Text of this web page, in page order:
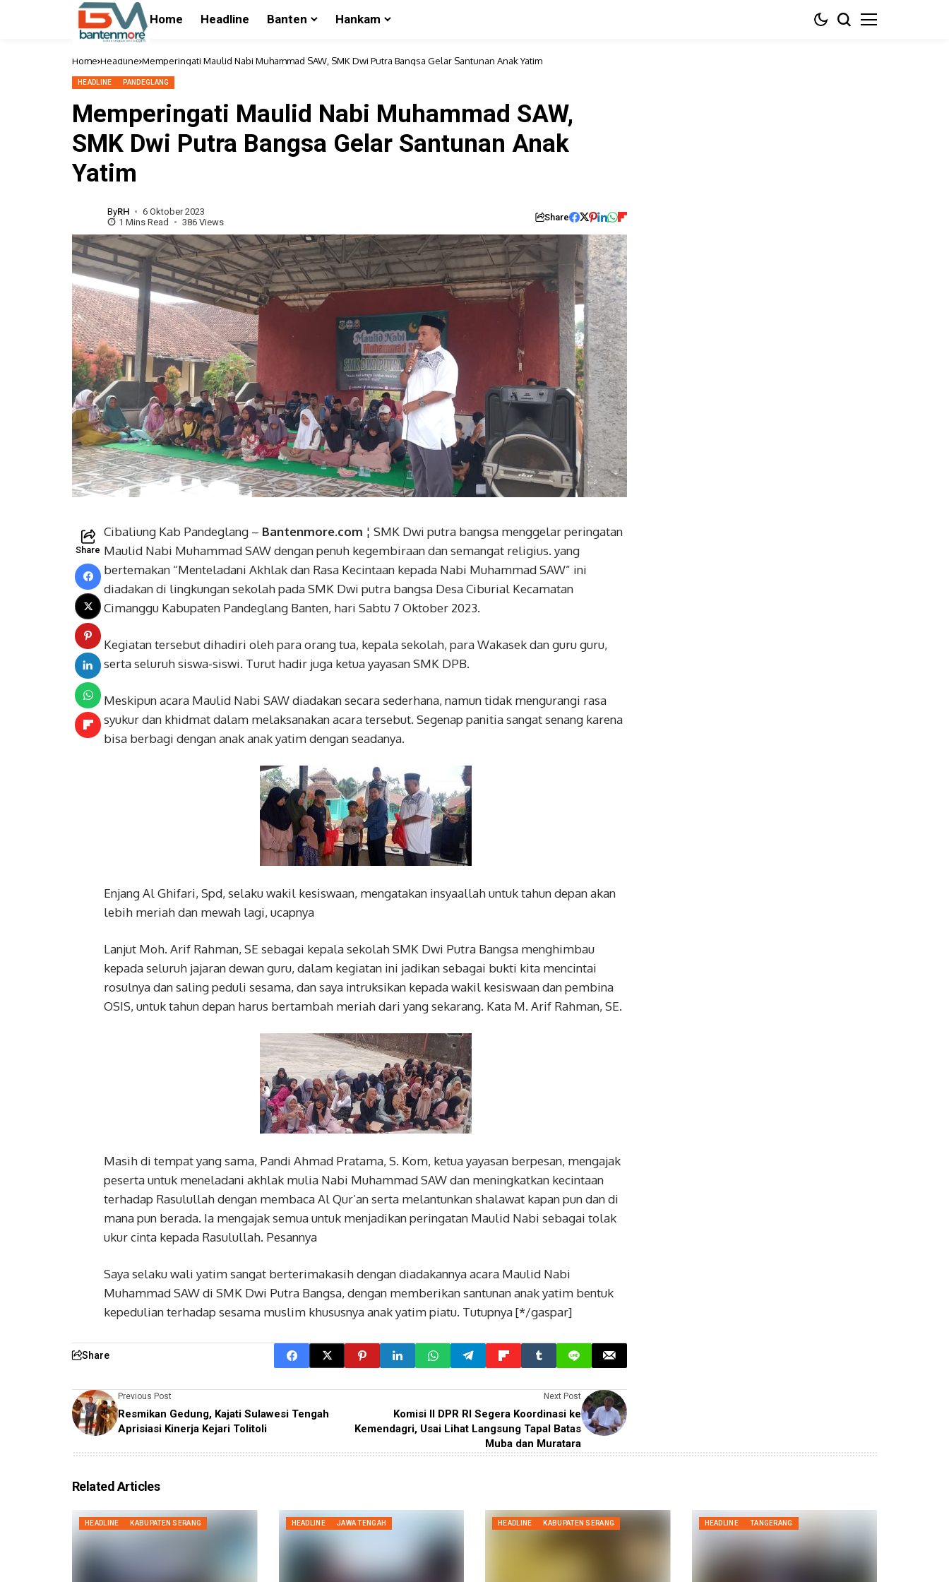
Home Headline Banten Hankam
Home Headline Memperingati Maulid Nabi Muhammad SAW, SMK Dwi Putra Bangsa Gelar Santunan Anak Yatim
HEADLINE PANDEGLANG
Memperingati Maulid Nabi Muhammad SAW,
SMK Dwi Putra Bangsa Gelar Santunan Anak
Yatim
ByRH
6 Oktober 2023
1 Mins Read
386 Views Share
Share
Cibaliung Kab Pandeglang – Bantenmore.com ¦ SMK Dwi putra bangsa menggelar peringatan
Maulid Nabi Muhammad SAW dengan penuh kegembiraan dan semangat religius. yang
bertemakan “Menteladani Akhlak dan Rasa Kecintaan kepada Nabi Muhammad SAW” ini
diadakan di lingkungan sekolah pada SMK Dwi putra bangsa Desa Ciburial Kecamatan
Cimanggu Kabupaten Pandeglang Banten, hari Sabtu 7 Oktober 2023.
Kegiatan tersebut dihadiri oleh para orang tua, kepala sekolah, para Wakasek dan guru guru,
serta seluruh siswa-siswi. Turut hadir juga ketua yayasan SMK DPB.
Meskipun acara Maulid Nabi SAW diadakan secara sederhana, namun tidak mengurangi rasa
syukur dan khidmat dalam melaksanakan acara tersebut. Segenap panitia sangat senang karena
bisa berbagi dengan anak anak yatim dengan seadanya.
Enjang Al Ghifari, Spd, selaku wakil kesiswaan, mengatakan insyaallah untuk tahun depan akan
lebih meriah dan mewah lagi, ucapnya
Lanjut Moh. Arif Rahman, SE sebagai kepala sekolah SMK Dwi Putra Bangsa menghimbau
kepada seluruh jajaran dewan guru, dalam kegiatan ini jadikan sebagai bukti kita mencintai
rosulnya dan saling peduli sesama, dan saya intruksikan kepada wakil kesiswaan dan pembina
OSIS, untuk tahun depan harus bertambah meriah dari yang sekarang. Kata M. Arif Rahman, SE.
Masih di tempat yang sama, Pandi Ahmad Pratama, S. Kom, ketua yayasan berpesan, mengajak
peserta untuk meneladani akhlak mulia Nabi Muhammad SAW dan meningkatkan kecintaan
terhadap Rasulullah dengan membaca Al Qur’an serta melantunkan shalawat kapan pun dan di
mana pun berada. Ia mengajak semua untuk menjadikan peringatan Maulid Nabi sebagai tolak
ukur cinta kepada Rasulullah. Pesannya
Saya selaku wali yatim sangat berterimakasih dengan diadakannya acara Maulid Nabi
Muhammad SAW di SMK Dwi Putra Bangsa, dengan memberikan santunan anak yatim bentuk
kepedulian terhadap sesama muslim khususnya anak yatim piatu. Tutupnya [*/gaspar]
Share
Previous Post
Resmikan Gedung, Kajati Sulawesi Tengah
Aprisiasi Kinerja Kejari Tolitoli
Next Post
Komisi II DPR RI Segera Koordinasi ke
Kemendagri, Usai Lihat Langsung Tapal Batas
Muba dan Muratara
Related Articles
HEADLINE KABUPATEN SERANG HEADLINE JAWA TENGAH HEADLINE KABUPATEN SERANG HEADLINE TANGERANG